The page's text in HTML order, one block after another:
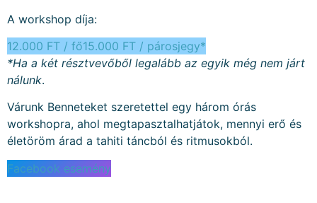
A workshop díja:
12.000 FT / fő15.000 FT / párosjegy*
*Ha a két résztvevőből legalább az egyik még nem járt
nálunk.
Várunk Benneteket szeretettel egy három órás
workshopra, ahol megtapasztalhatjátok, mennyi erő és
életöröm árad a tahiti táncból és ritmusokból.
Facebook esemény